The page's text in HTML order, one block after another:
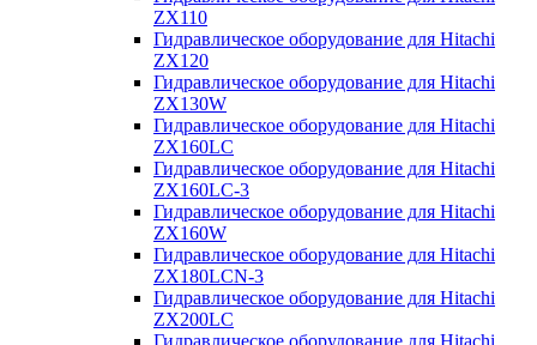
ZX110
Гидравлическое оборудование для Hitachi
ZX120
Гидравлическое оборудование для Hitachi
ZX130W
Гидравлическое оборудование для Hitachi
ZX160LC
Гидравлическое оборудование для Hitachi
ZX160LC-3
Гидравлическое оборудование для Hitachi
ZX160W
Гидравлическое оборудование для Hitachi
ZX180LCN-3
Гидравлическое оборудование для Hitachi
ZX200LC
Гидравлическое оборудование для Hitachi